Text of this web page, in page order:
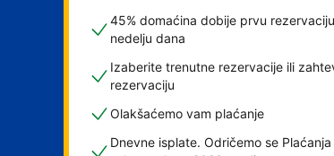
45% domaćina dobije prvu
nedelju dana
Izaberite trenutne rezervacije ili
rezervaciju
Olakšaćemo vam plaćanje
Dnevne isplate. Odričemo se